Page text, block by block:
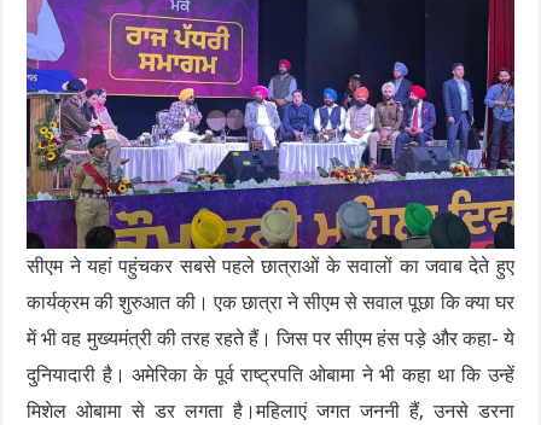
सीएम ने यहां पहुंचकर सबसे पहले छात्राओं के सवालों का जवाब देते हुए
कार्यक्रम की शुरुआत की। एक छात्रा ने सीएम से सवाल पूछा कि क्या घर
में भी वह मुख्यमंत्री की तरह रहते हैं। जिस पर सीएम हंस पड़े और कहा- ये
दुनियादारी है। अमेरिका के पूर्व राष्ट्रपति ओबामा ने भी कहा था कि उन्हें
मिशेल ओबामा से डर लगता है।महिलाएं जगत जननी हैं, उनसे डरना